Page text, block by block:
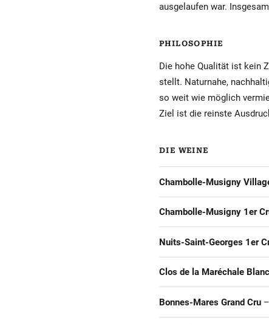
ausgelaufen war.
PHILOSOPHIE
Die hohe Qualität ist kein
stellt. Naturnahe,
so weit wie möglich
Ziel ist die reinste
DIE WEINE
Chambolle-Musigny
Chambolle-Musigny 1er
Nuits-Saint-Georges 1er
Clos de la Maréchale Blanc
Bonnes-Mares Grand Cru